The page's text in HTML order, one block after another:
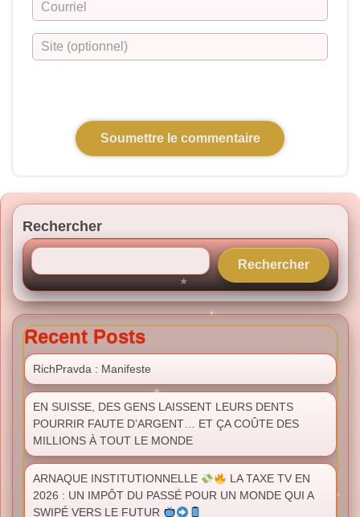
Rechercher
Rechercher
Recent Posts
RichPravda : Manifeste
EN SUISSE, DES GENS LAISSENT LEURS DENTS
POURRIR FAUTE D’ARGENT… ET ÇA COÛTE DES
MILLIONS À TOUT LE MONDE
ARNAQUE INSTITUTIONNELLE
LA TAXE TV EN
2026 : UN IMPÔT DU PASSÉ POUR UN MONDE QUI A
SWIPÉ VERS LE FUTUR